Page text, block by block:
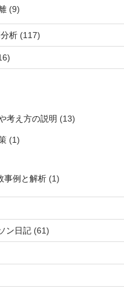
(9)
析(117)
考え方の説明 (13)
(1)
事例と解析(1)
ン日記(61)